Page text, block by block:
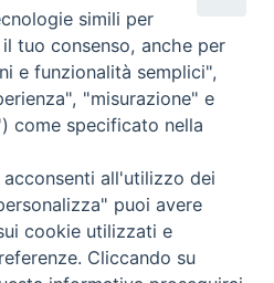
Tutti i diritti riservati - Vita
Torna
simili per
tuo consenso, anche per
e funzionalità semplici",
"misurazione" e
come specificato nella
all'utilizzo dei
puoi avere
cookie utilizzati e
Cliccando su